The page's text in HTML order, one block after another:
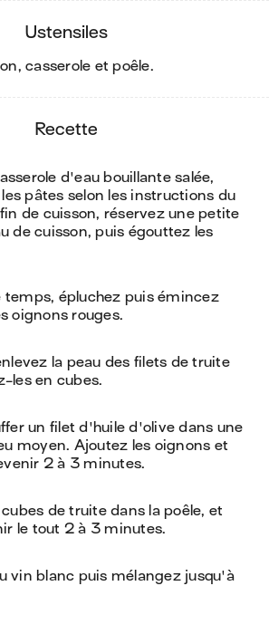
ustensiles
casserole et poêle.
recette
d'eau bouillante salée,
pâtes selon les instructions du
de cuisson, réservez une petite
de cuisson, puis égouttez les
temps, épluchez puis émincez
oignons rouges.
la peau des filets de truite
les en cubes.
un filet d'huile d'olive dans une
moyen. Ajoutez les oignons et
2 à 3 minutes.
de truite dans la poêle, et
le tout 2 à 3 minutes.
vin blanc puis mélangez jusqu'à